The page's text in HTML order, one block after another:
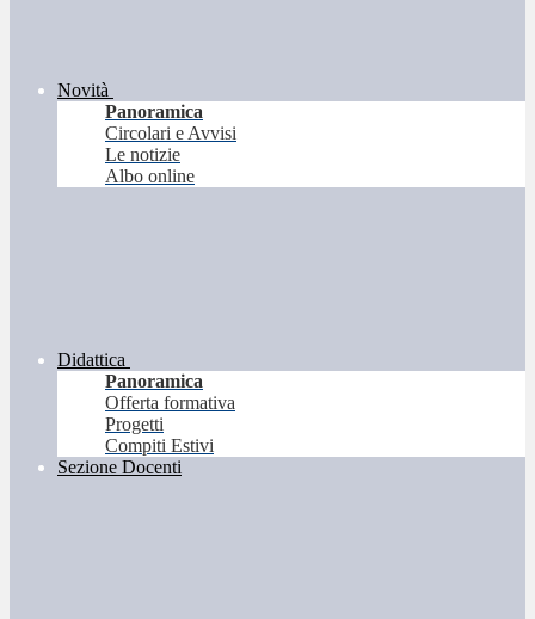
Novità
Panoramica
Circolari e Avvisi
Le notizie
Albo online
Didattica
Panoramica
Offerta formativa
Progetti
Compiti Estivi
Sezione Docenti